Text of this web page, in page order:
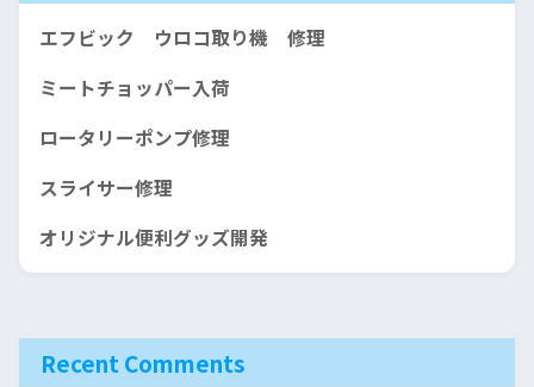
エフビック ウロコ取り機 修理
ミートチョッパー入荷
ロータリーポンプ修理
スライサー修理
オリジナル便利グッズ開発
Recent Comments